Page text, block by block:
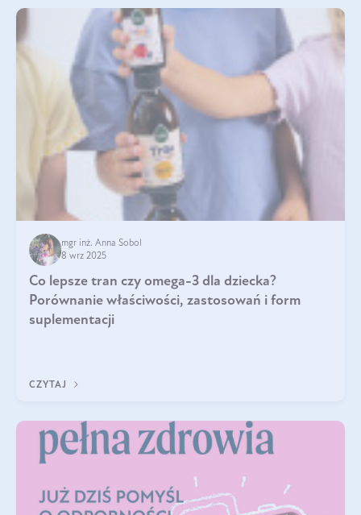
mgr inż. Anna Sobol
8 wrz 2025
Co lepsze tran czy omega-3 dla dziecka?
Porównanie właściwości, zastosowań i form
suplementacji
CZYTAJ